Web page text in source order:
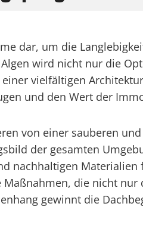
dar, um die
wird nicht nur die
vielfältigen
und den Wert der
von einer sauberen
der gesamten
nachhaltigen
die nicht
gewinnt die